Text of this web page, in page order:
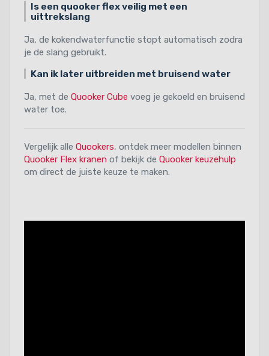
Is een quooker flex veilig met een
uittrekslang
Ja, de kokendwaterfunctie stopt automatisch zodra
je de slang gebruikt.
Kan ik later uitbreiden met bruisend water
Ja, met de Quooker Cube voeg je gekoeld en bruisend
water toe.
Vergelijk alle Quookers, ontdek meer modellen binnen
Quooker Flex kranen of bekijk de Quooker keuzehulp
om direct de juiste keuze te maken.